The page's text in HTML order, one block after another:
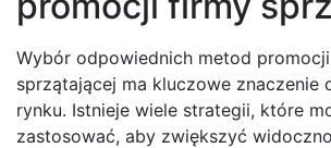
Wybór odpowiednich metod
sprzątającej ma kluczowe znaczenie
rynku. Istnieje wiele strategii, które
zastosować, aby zwiększyć